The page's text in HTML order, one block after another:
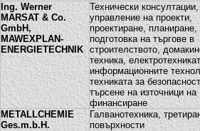
Ing. Werner
MARSAT & Co.
GmbH,
MAWEXPLAN-
ENERGIETECHNIK
Технически консултации,
управление на проекти,
проектиране, планиране,
подготовка на търгове в
строителството,
техника,
информационните
техниката за
търсене на източници на
финансиране
METALLCHEMIE
Ges.m.b.H.
Галванотехника,
повърхности